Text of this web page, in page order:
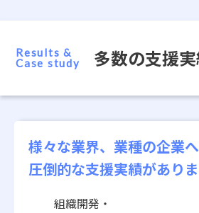
Results &
Case study
多数の支援
様々な業界、業種の企業
圧倒的な支援実績があり
組織開発・